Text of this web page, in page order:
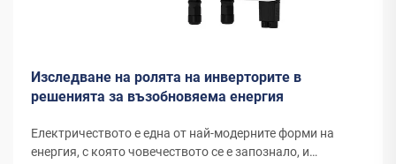
Изследване на ролята на инверторите в
решенията за възобновяема енергия
Електричеството е една от най-модерните форми на
енергия, с която човечеството се е запознало, и